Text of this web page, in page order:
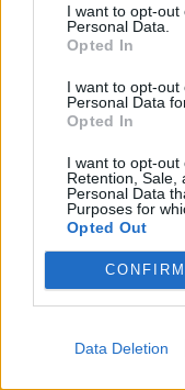
I want to opt-out
Personal Data.
Opted In
I want to opt-
Personal Data
Opted In
I want to opt-out
Retention, Sale,
Personal Data
Purposes for
Opted Out
CONFIRM
Data Deletion
Тръмп
САЩ
07.08.2026 / 13:30